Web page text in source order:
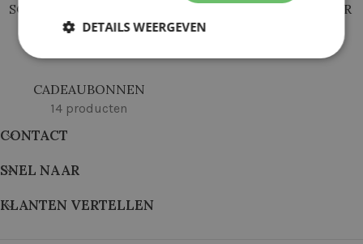
SCHEEPJES AFTER PARTY
29 producten
SCHEEPJES KLEIN MAAR
CADEAUBONNEN
14 producten
CONTACT
SNEL NAAR
KLANTEN VERTELLEN
DETAILS WEERGEVEN